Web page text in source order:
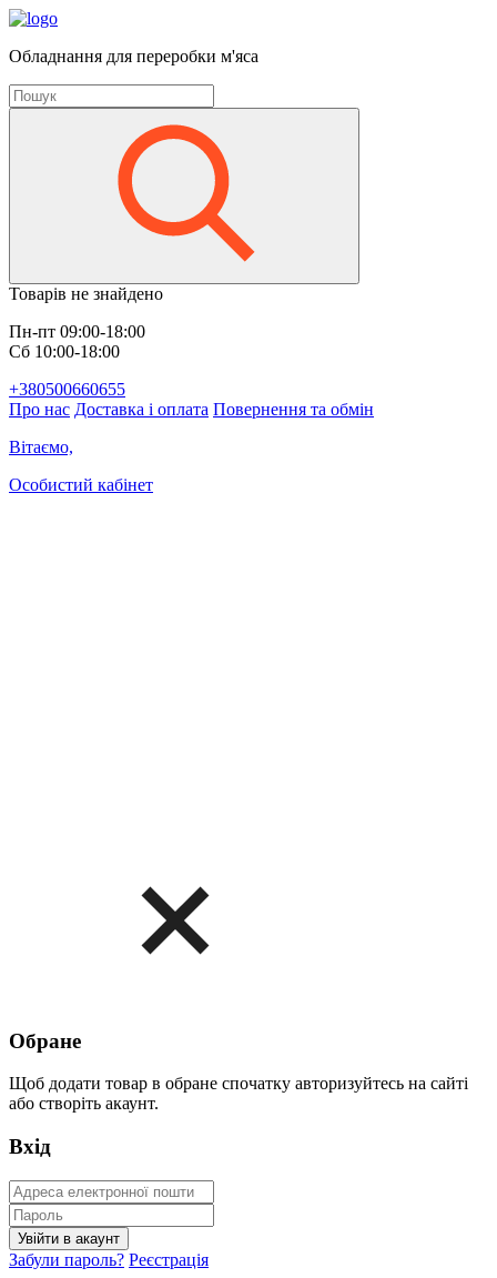
Обладнання для переробки м'яса
Товарів не знайдено
Пн-пт 09:00-18:00
Сб 10:00-18:00
+380500660655
Про нас Доставка і оплата Повернення та обмін
Вітаємо,
Особистий кабінет
Обране
Щоб додати товар в обране спочатку авторизуйтесь на сайті
або створіть акаунт.
Вхід
Забули пароль? Реєстрація